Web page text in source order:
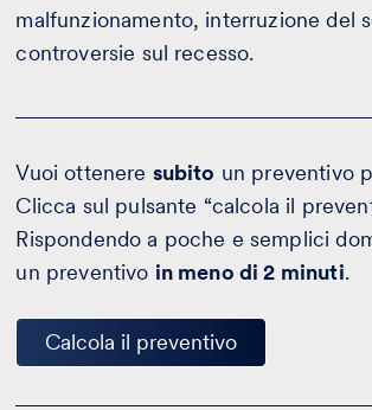
malfunzionamento, interruzione del
controversie sul recesso.
Vuoi ottenere subito un preventivo
Clicca sul pulsante “calcola il
Rispondendo a poche e semplici
un preventivo in meno di 2 minuti.
Calcola il preventivo